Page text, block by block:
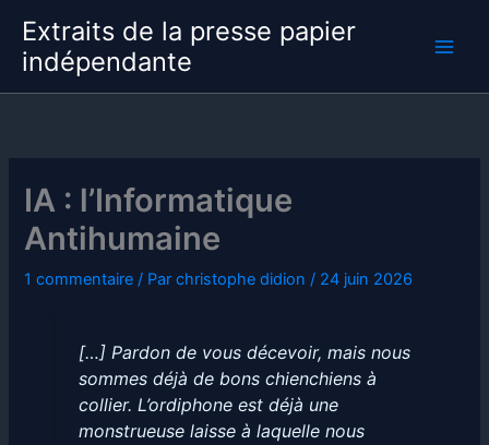
contenu
Extraits de la presse papier
indépendante
IA : l’Informatique
Antihumaine
1 commentaire / Parchristophe didion / 24 juin 2026
[…] Pardon de vous décevoir, mais nous
sommes déjà de bons chienchiens à
collier. L’ordiphone est déjà une
monstrueuse laisse à laquelle nous